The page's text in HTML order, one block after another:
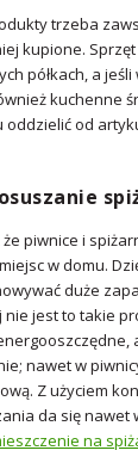
trzeba
kupione.
półkach, a jeśli
kuchenne
od
że piwnice i
w domu.
duże
nie jest to takie
nawet w
Z użyciem
da się nawet
na